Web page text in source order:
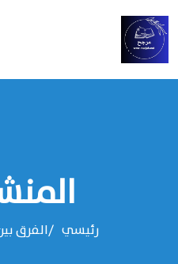
رئيسي الفرق